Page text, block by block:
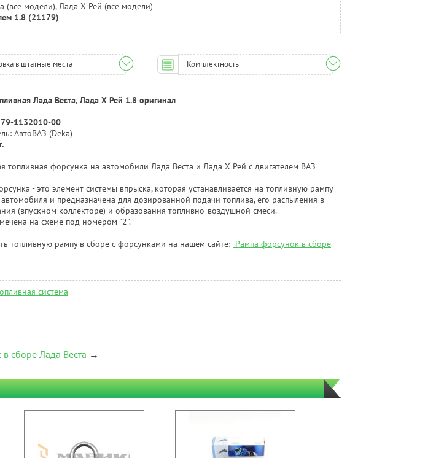
(все модели), Лада Х Рей (все модели)
1.8 (21179)
в штатные места Комплектность
Лада Веста, Лада Х Рей 1.8 оригинал
1132010-00
АвтоВАЗ (Deka)
топливная форсунка на автомобили Лада Веста и Лада Х Рей с двигателем ВАЗ
- это элемент системы впрыска, которая устанавливается на топливную рампу
и предназначена для дозированной подачи топлива, его распыления в
(впускном коллекторе) и образования топливно-воздушной смеси.
на схеме под номером "2".
топливную рампу в сборе с форсунками на нашем сайте: Рампа форсунок в сборе
система
сборе Лада Веста →